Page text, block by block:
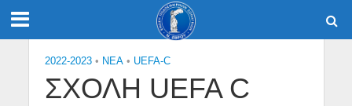
2022-2023 • NEA • UEFA-C
ΣΧΟΛΗ UEFA C